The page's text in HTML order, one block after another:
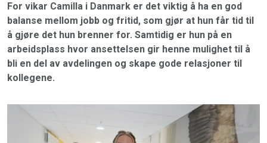
For vikar Camilla i Danmark er det viktig å ha en god
balanse mellom jobb og fritid, som gjør at hun får tid til
å gjøre det hun brenner for. Samtidig er hun på en
arbeidsplass hvor ansettelsen gir henne mulighet til å
bli en del av avdelingen og skape gode relasjoner til
kollegene.